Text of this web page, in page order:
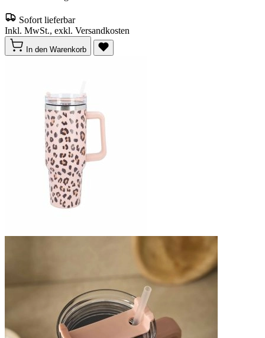
Sofort lieferbar
Inkl. MwSt., exkl. Versandkosten
In den Warenkorb